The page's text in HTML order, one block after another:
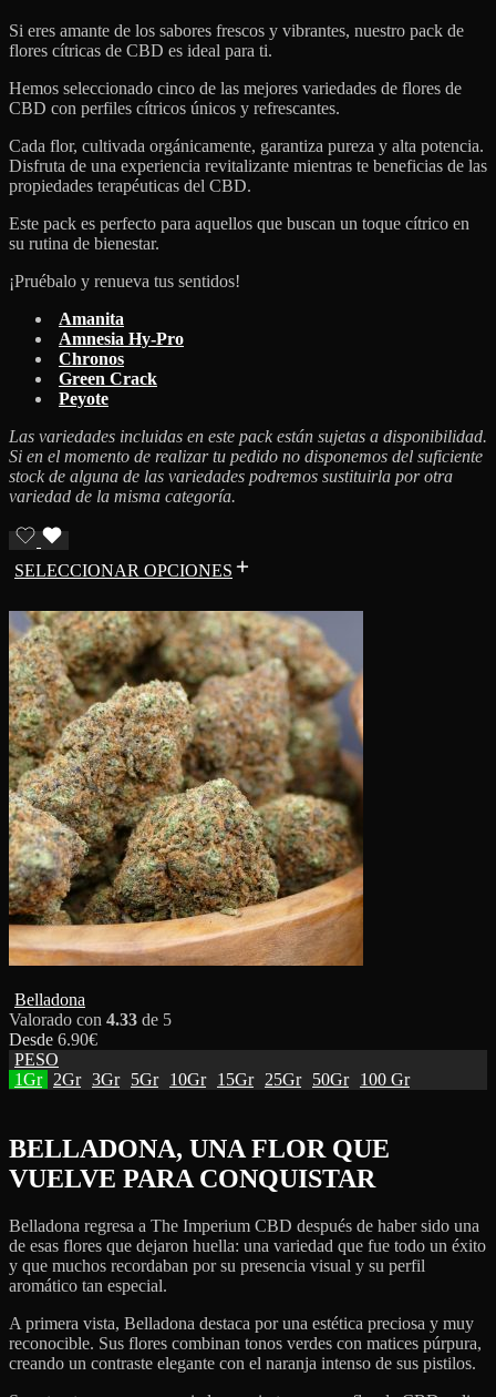
Si eres amante de los sabores frescos y vibrantes, nuestro pack de
flores cítricas de CBD es ideal para ti.
Hemos seleccionado cinco de las mejores variedades de flores de
CBD con perfiles cítricos únicos y refrescantes.
Cada flor, cultivada orgánicamente, garantiza pureza y alta potencia.
Disfruta de una experiencia revitalizante mientras te beneficias de las
propiedades terapéuticas del CBD.
Este pack es perfecto para aquellos que buscan un toque cítrico en
su rutina de bienestar.
¡Pruébalo y renueva tus sentidos!
Amanita
Amnesia Hy-Pro
Chronos
Green Crack
Peyote
Las variedades incluidas en este pack están sujetas a disponibilidad.
Si en el momento de realizar tu pedido no disponemos del suficiente
stock de alguna de las variedades podremos sustituirla por otra
variedad de la misma categoría.
SELECCIONAR OPCIONES
Belladona
Valorado con 4.33 de 5
Desde 6.90€
PESO
1Gr
2Gr 3Gr 5Gr 10Gr 15Gr 25Gr 50Gr 100 Gr
BELLADONA, UNA FLOR QUE
VUELVE PARA CONQUISTAR
Belladona regresa a The Imperium CBD después de haber sido una
de esas flores que dejaron huella: una variedad que fue todo un éxito
y que muchos recordaban por su presencia visual y su perfil
aromático tan especial.
A primera vista, Belladona destaca por una estética preciosa y muy
reconocible. Sus flores combinan tonos verdes con matices púrpura,
creando un contraste elegante con el naranja intenso de sus pistilos.